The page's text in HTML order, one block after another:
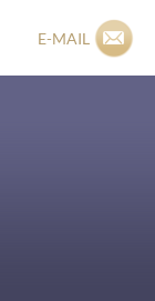
E-MAIL